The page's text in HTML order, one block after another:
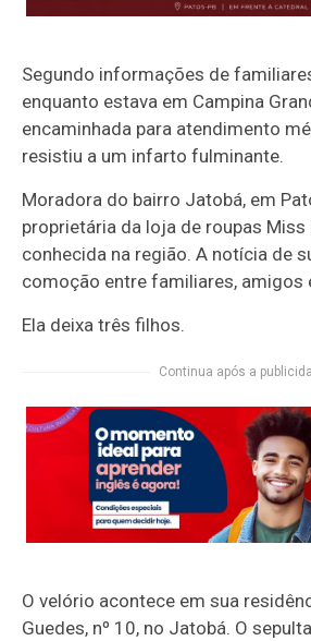
Segundo informações de
enquanto estava em Campina
encaminhada para atendimento
resistiu a um infarto fulminante.
Moradora do bairro Jatobá, em
proprietária da loja de roupas Miss
conhecida na região. A notícia de
comoção entre familiares, amigos
Ela deixa três filhos.
Continua após a
O velório acontece em sua
Guedes, nº 10, no Jatobá. O